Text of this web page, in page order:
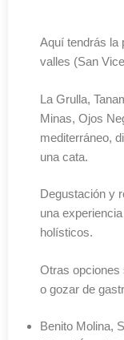
Aquí tendrás la
valles (San
La Grulla,
Minas, Ojos
mediterráneo,
una cata.
Degustación y
una
holísticos.
Otras opciones
o gozar de
Benito Molina,